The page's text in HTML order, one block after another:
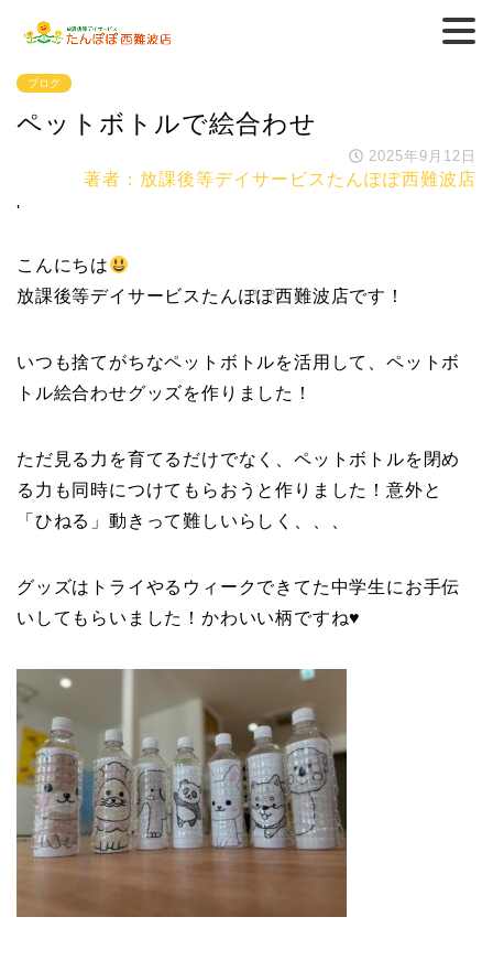
ブログ
ペットボトルで絵合わせ
2025年9月12日
著者：放課後等デイサービスたんぽぽ西難波店
'
こんにちは
放課後等デイサービスたんぽぽ西難波店です！
いつも捨てがちなペットボトルを活用して、ペットボ
トル絵合わせグッズを作りました！
ただ見る力を育てるだけでなく、ペットボトルを閉め
る力も同時につけてもらおうと作りました！意外と
「ひねる」動きって難しいらしく、、、
グッズはトライやるウィークできてた中学生にお手伝
いしてもらいました！かわいい柄ですね♥